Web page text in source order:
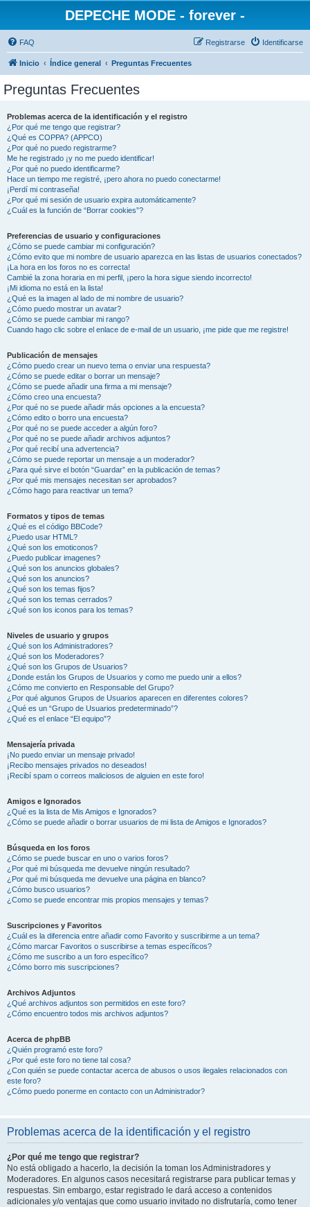
DEPECHE MODE - forever -
FAQ Identificarse
Registrarse
Inicio Índice general Preguntas Frecuentes
Preguntas Frecuentes
Problemas acerca de la identificación y el registro
¿Por qué me tengo que registrar?
¿Qué es COPPA? (APPCO)
¿Por qué no puedo registrarme?
Me he registrado ¡y no me puedo identificar!
¿Por qué no puedo identificarme?
Hace un tiempo me registré, ¡pero ahora no puedo conectarme!
¡Perdí mi contraseña!
¿Por qué mi sesión de usuario expira automáticamente?
¿Cuál es la función de “Borrar cookies”?
Preferencias de usuario y configuraciones
¿Cómo se puede cambiar mi configuración?
¿Cómo evito que mi nombre de usuario aparezca en las listas de usuarios conectados?
¡La hora en los foros no es correcta!
Cambié la zona horaria en mi perfil, ¡pero la hora sigue siendo incorrecto!
¡Mi idioma no está en la lista!
¿Qué es la imagen al lado de mi nombre de usuario?
¿Cómo puedo mostrar un avatar?
¿Cómo se puede cambiar mi rango?
Cuando hago clic sobre el enlace de e-mail de un usuario, ¡me pide que me registre!
Publicación de mensajes
¿Cómo puedo crear un nuevo tema o enviar una respuesta?
¿Cómo se puede editar o borrar un mensaje?
¿Cómo se puede añadir una firma a mi mensaje?
¿Cómo creo una encuesta?
¿Por qué no se puede añadir más opciones a la encuesta?
¿Cómo edito o borro una encuesta?
¿Por qué no se puede acceder a algún foro?
¿Por qué no se puede añadir archivos adjuntos?
¿Por qué recibí una advertencia?
¿Cómo se puede reportar un mensaje a un moderador?
¿Para qué sirve el botón “Guardar” en la publicación de temas?
¿Por qué mis mensajes necesitan ser aprobados?
¿Cómo hago para reactivar un tema?
Formatos y tipos de temas
¿Qué es el código BBCode?
¿Puedo usar HTML?
¿Qué son los emoticonos?
¿Puedo publicar imagenes?
¿Qué son los anuncios globales?
¿Qué son los anuncios?
¿Qué son los temas fijos?
¿Qué son los temas cerrados?
¿Qué son los iconos para los temas?
Niveles de usuario y grupos
¿Qué son los Administradores?
¿Qué son los Moderadores?
¿Qué son los Grupos de Usuarios?
¿Donde están los Grupos de Usuarios y como me puedo unir a ellos?
¿Cómo me convierto en Responsable del Grupo?
¿Por qué algunos Grupos de Usuarios aparecen en diferentes colores?
¿Qué es un “Grupo de Usuarios predeterminado”?
¿Qué es el enlace “El equipo”?
Mensajería privada
¡No puedo enviar un mensaje privado!
¡Recibo mensajes privados no deseados!
¡Recibí spam o correos maliciosos de alguien en este foro!
Amigos e Ignorados
¿Qué es la lista de Mis Amigos e Ignorados?
¿Cómo se puede añadir o borrar usuarios de mi lista de Amigos e Ignorados?
Búsqueda en los foros
¿Cómo se puede buscar en uno o varios foros?
¿Por qué mi búsqueda me devuelve ningún resultado?
¿Por qué mi búsqueda me devuelve una página en blanco?
¿Cómo busco usuarios?
¿Como se puede encontrar mis propios mensajes y temas?
Suscripciones y Favoritos
¿Cuál es la diferencia entre añadir como Favorito y suscribirme a un tema?
¿Cómo marcar Favoritos o suscribirse a temas específicos?
¿Cómo me suscribo a un foro específico?
¿Cómo borro mis suscripciones?
Archivos Adjuntos
¿Qué archivos adjuntos son permitidos en este foro?
¿Cómo encuentro todos mis archivos adjuntos?
Acerca de phpBB
¿Quién programó este foro?
¿Por qué este foro no tiene tal cosa?
¿Con quién se puede contactar acerca de abusos o usos ilegales relacionados con
este foro?
¿Cómo puedo ponerme en contacto con un Administrador?
Problemas acerca de la identificación y el registro
¿Por qué me tengo que registrar?
No está obligado a hacerlo, la decisión la toman los Administradores y
Moderadores. En algunos casos necesitará registrarse para publicar temas y
respuestas. Sin embargo, estar registrado le dará acceso a contenidos
adicionales y/o ventajas que como usuario invitado no disfrutaría, como tener